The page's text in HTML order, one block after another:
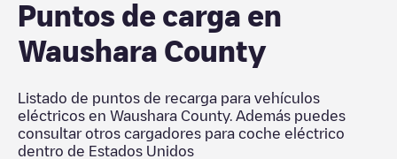
Puntos de carga en
Waushara County
Listado de puntos de recarga para vehículos
eléctricos en Waushara County. Además puedes
consultar otros cargadores para coche eléctrico
dentro de Estados Unidos